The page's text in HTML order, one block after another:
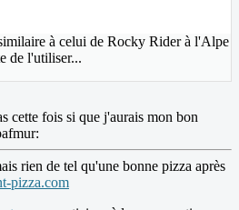
à celui de Rocky Rider à l'Alpe
de l'utiliser...
cette fois si que j'aurais mon bon
rien de tel qu'une bonne pizza après
pizza.com